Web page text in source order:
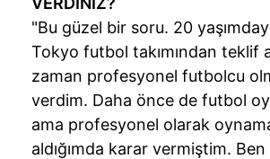
"Bu güzel bir soru. 20
Tokyo futbol takımından teklif
zaman profesyonel futbolcu
verdim. Daha önce de futbol
ama profesyonel olarak
aldığımda karar vermiştim. Ben